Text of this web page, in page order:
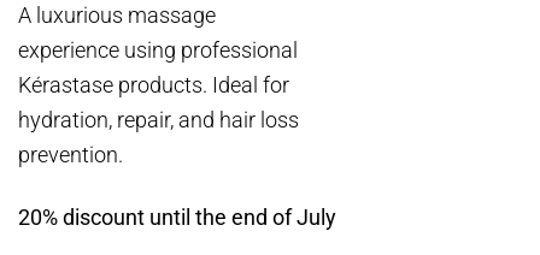
was:
€100,00.είναι:
€80,00.
A luxurious massage
experience using professional
Kérastase products. Ideal for
hydration, repair, and hair loss
prevention.
20% discount until the end of July